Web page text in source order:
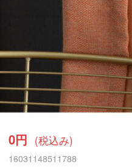
0円 (税込み)
16031148511788